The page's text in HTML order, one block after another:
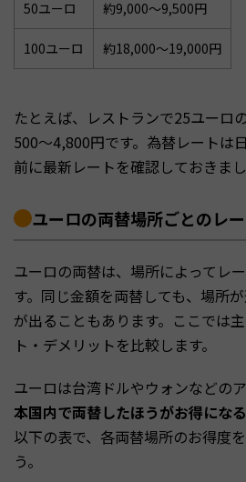
50ユーロ 約9,000〜9,500円
100ユーロ 約18,000〜19,000円
たとえば、レストランで25ユーロ
500〜4,800円です。為替レートは
前に最新レートを確認しておきまし
ユーロの両替場所ごとのレ
ユーロの両替は、場所によってレ
す。同じ金額を両替しても、場所
が出ることもあります。ここでは
ト・デメリットを比較します。
ユーロは台湾ドルやウォンなどの
本国内で両替したほうがお得にな
以下の表で、各両替場所のお得度
う。